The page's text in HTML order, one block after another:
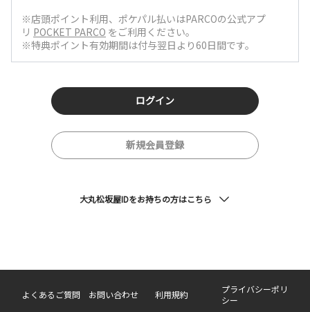
※店頭ポイント利用、ポケパル払いはPARCOの公式アプ
リ POCKET PARCO をご利用ください。
※特典ポイント有効期間は付与翌日より60日間です。
ログイン
新規会員登録
大丸松坂屋IDをお持ちの方はこちら
よくあるご質問 お問い合わせ 利用規約
プライバシーポリ
シー